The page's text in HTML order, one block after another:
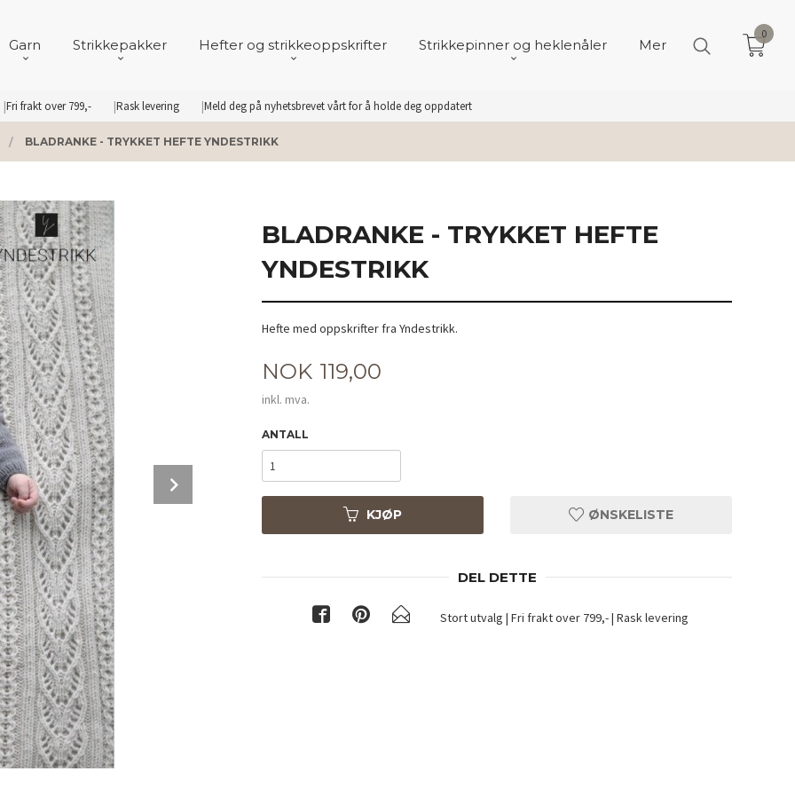
Fri frakt over 799,- Rask levering Meld deg på nyhetsbrevet vårt for å holde deg oppdatert
Garn Strikkepakker Hefter og strikkeoppskrifter Strikkepinner og heklenåler Mer
0
BLADRANKE - TRYKKET HEFTE YNDESTRIKK
BLADRANKE - TRYKKET HEFTE
YNDESTRIKK
Hefte med oppskrifter fra Yndestrikk.
Pris
NOK 119,00
inkl. mva.
ANTALL
KJØP ØNSKELISTE
DEL DETTE
Stort utvalg | Fri frakt over 799,- | Rask levering